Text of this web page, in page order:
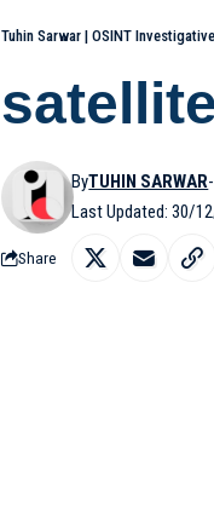
Tuhin Sarwar | OSINT
Last Updated: 30/
ByTUHIN SARWAR
Share